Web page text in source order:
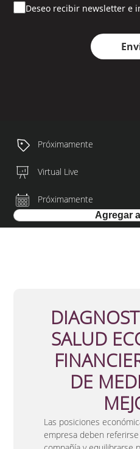
Deseo recibir newsletter e
Próximamente
Virtual Live
Próximamente
SALUD
DE
Las posiciones
empresa deben